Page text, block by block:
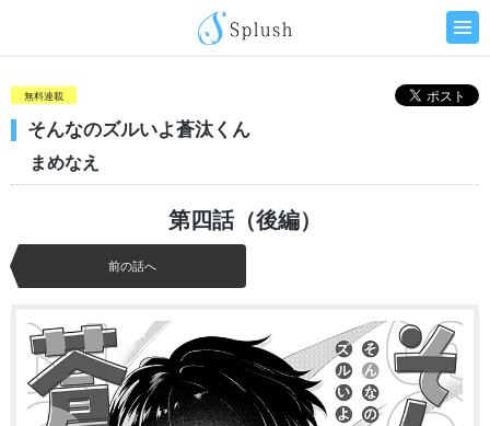
無料連載
そんなのズルいよ蒼汰くん
まめなえ
第四話（後編）
前の話へ